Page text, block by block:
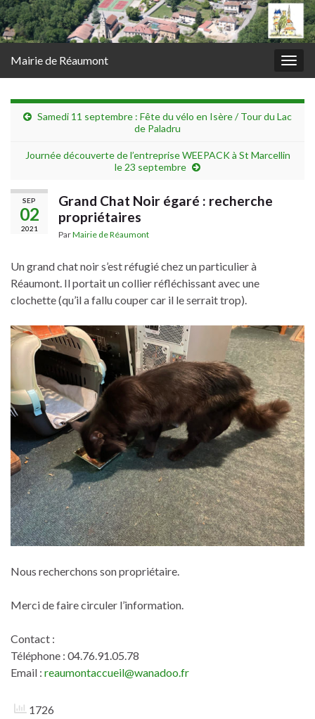
Mairie de Réaumont
Samedi 11 septembre : Fête du vélo en Isère / Tour du Lac
de Paladru
Journée découverte de l’entreprise WEEPACK à St Marcellin
le 23 septembre
SEP
02
2021
Grand Chat Noir égaré : recherche
propriétaires
ParMairie de Réaumont
Un grand chat noir s’est réfugié chez un particulier à
Réaumont. Il portait un collier réfléchissant avec une
clochette (qu’il a fallu couper car il le serrait trop).
Nous recherchons son propriétaire.
Merci de faire circuler l’information.
Contact :
Téléphone : 04.76.91.05.78
Email : reaumontaccueil@wanadoo.fr
1726